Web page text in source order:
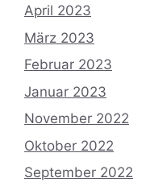
April 2023
März 2023
Februar 2023
Januar 2023
November 2022
Oktober 2022
September 2022